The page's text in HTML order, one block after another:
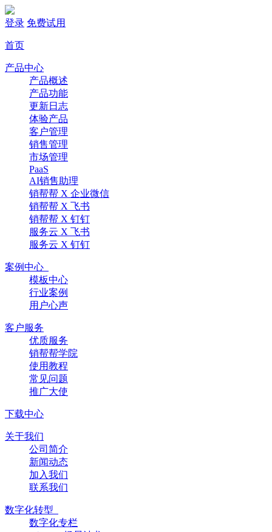
登录 免费试用
首页
产品中心
产品概述
产品功能
更新日志
体验产品
客户管理
销售管理
市场管理
PaaS
AI销售助理
销帮帮 X 企业微信
销帮帮 X 飞书
销帮帮 X 钉钉
服务云 X 飞书
服务云 X 钉钉
案例中心
模板中心
行业案例
用户心声
客户服务
优质服务
销帮帮学院
使用教程
常见问题
推广大使
下载中心
关于我们
公司简介
新闻动态
加入我们
联系我们
数字化转型
数字化专栏